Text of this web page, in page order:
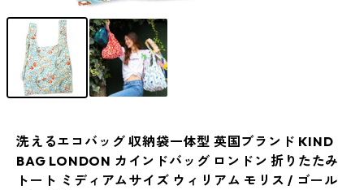
洗えるエコバッグ 収納袋一体型 英国ブランド KIND
BAG LONDON カインドバッグ ロンドン 折りたたみ
トート ミディアムサイズ ウィリアム モリス / ゴール